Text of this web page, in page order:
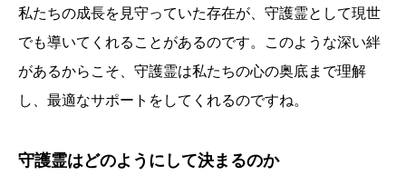
私たちの成長を見守っていた存在が、守護霊として現世
でも導いてくれることがあるのです。このような深い絆
があるからこそ、守護霊は私たちの心の奥底まで理解
し、最適なサポートをしてくれるのですね。
守護霊はどのようにして決まるのか